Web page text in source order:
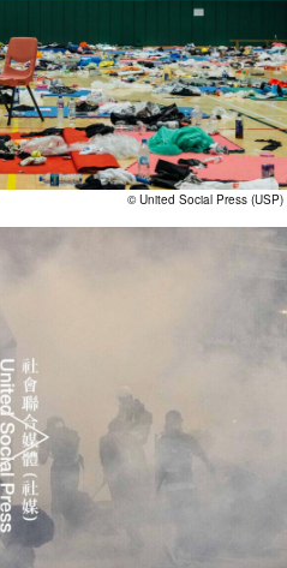
© United Social Press (USP)